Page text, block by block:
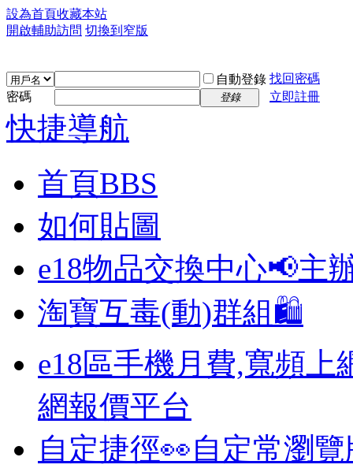
設為首頁收藏本站
開啟輔助訪問 切換到窄版
自動登錄 找回密碼
密碼
登錄 立即註冊
快捷導航
首頁BBS
如何貼圖
e18物品交換中心📢主
淘寶互毒(動)群組🛍️
e18區手機月費,寬頻上
網報價平台
自定捷徑👀自定常瀏